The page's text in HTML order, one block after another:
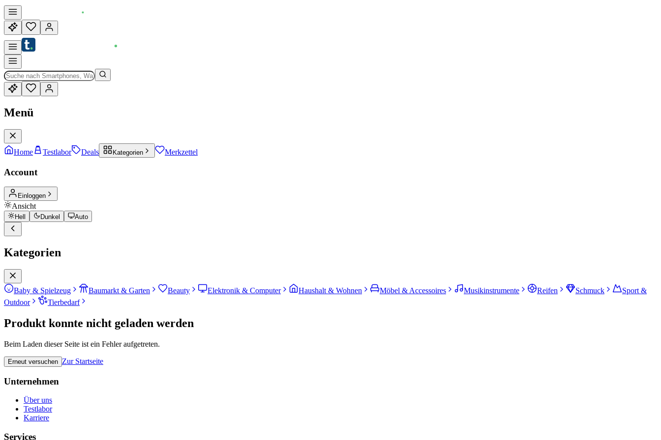
Menü
Home Testlabor Deals Kategorien Merkzettel
Account
Einloggen
Ansicht
Hell Dunkel Auto
Kategorien
Baby & Spielzeug Baumarkt & Garten Beauty Elektronik & Computer Haushalt & Wohnen Möbel & Accessoires Musikinstrumente Reifen Schmuck
Sport &
Outdoor
Tierbedarf
Produkt konnte nicht geladen werden
Beim Laden dieser Seite ist ein Fehler aufgetreten.
Erneut versuchen Zur Startseite
Unternehmen
Über uns
Testlabor
Karriere
Services